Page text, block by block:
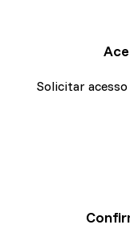
Solicitar